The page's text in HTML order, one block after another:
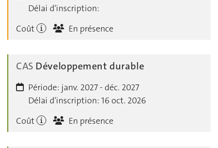
Délai d'inscription:
Coût
En présence
CAS Développement durable
Période: janv. 2027 - déc. 2027
Délai d'inscription: 16 oct. 2026
Coût
En présence